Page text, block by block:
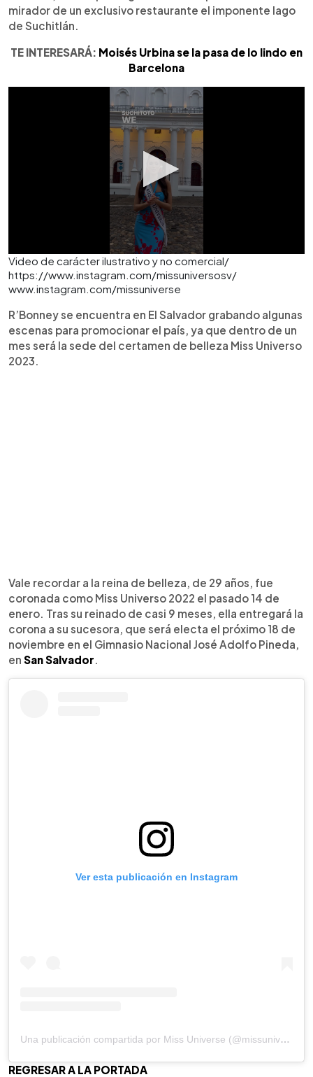
mirador de un exclusivo restaurante el imponente lago
de Suchitlán.
TE INTERESARÁ: Moisés Urbina se la pasa de lo lindo en
Barcelona
Video de carácter ilustrativo y no comercial/
https://www.instagram.com/missuniversosv/
www.instagram.com/missuniverse
R’Bonney se encuentra en El Salvador grabando algunas
escenas para promocionar el país, ya que dentro de un
mes será la sede del certamen de belleza Miss Universo
2023.
Vale recordar a la reina de belleza, de 29 años, fue
coronada como Miss Universo 2022 el pasado 14 de
enero. Tras su reinado de casi 9 meses, ella entregará la
corona a su sucesora, que será electa el próximo 18 de
noviembre en el Gimnasio Nacional José Adolfo Pineda,
en San Salvador
Ver esta publicación en Instagram
Una publicación compartida por Miss Universe (@missuniverse)
REGRESAR A LA PORTADA